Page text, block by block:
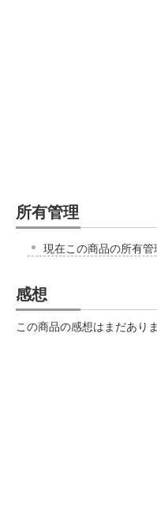
所有管理
現在この商品の所有管
感想
この商品の感想はまだありま